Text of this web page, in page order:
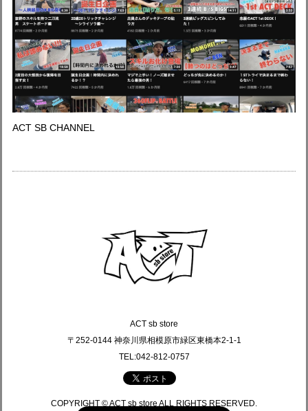
ACT SB CHANNEL
ACT sb store
〒252-0144 神奈川県相模原市緑区東橋本2-1-1
TEL:042-812-0757
COPYRIGHT © ACT sb store ALL RIGHTS RESERVED.